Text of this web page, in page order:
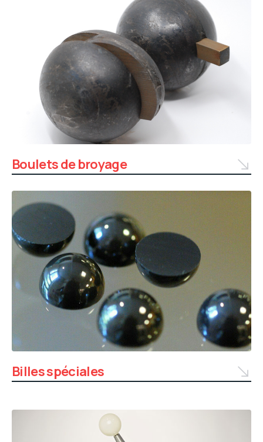
Boulets de broyage
Billes spéciales